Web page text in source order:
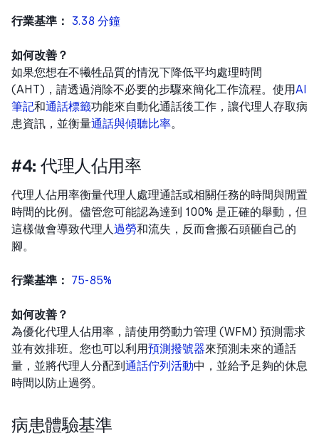
行業基準： 3.38 分鐘
如何改善？
如果您想在不犧牲品質的情況下降低平均處理時間
(AHT)，請透過消除不必要的步驟來簡化工作流程。使用AI
筆記和通話標籤功能來自動化通話後工作，讓代理人存取病
患資訊，並衡量通話與傾聽比率。
#4: 代理人佔用率
代理人佔用率衡量代理人處理通話或相關任務的時間與閒置
時間的比例。儘管您可能認為達到 100% 是正確的舉動，但
這樣做會導致代理人過勞和流失，反而會搬石頭砸自己的
腳。
行業基準： 75-85%
如何改善？
為優化代理人佔用率，請使用勞動力管理 (WFM) 預測需求
並有效排班。您也可以利用預測撥號器來預測未來的通話
量，並將代理人分配到通話佇列活動中，並給予足夠的休息
時間以防止過勞。
病患體驗基準